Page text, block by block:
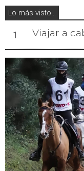
Lo más visto...
1 Viajar a